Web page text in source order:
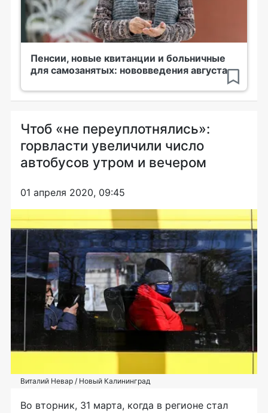
Пенсии, новые квитанции и больничные
для самозанятых: нововведения августа
Чтоб «не переуплотнялись»:
горвласти увеличили число
автобусов утром и вечером
01 апреля 2020, 09:45
Виталий Невар / Новый Калининград
Во вторник, 31 марта, когда в регионе стал